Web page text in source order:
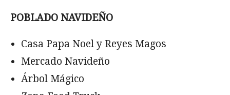
POBLADO NAVIDEÑO
Casa Papa Noel y Reyes Magos
Mercado Navideño
Árbol Mágico